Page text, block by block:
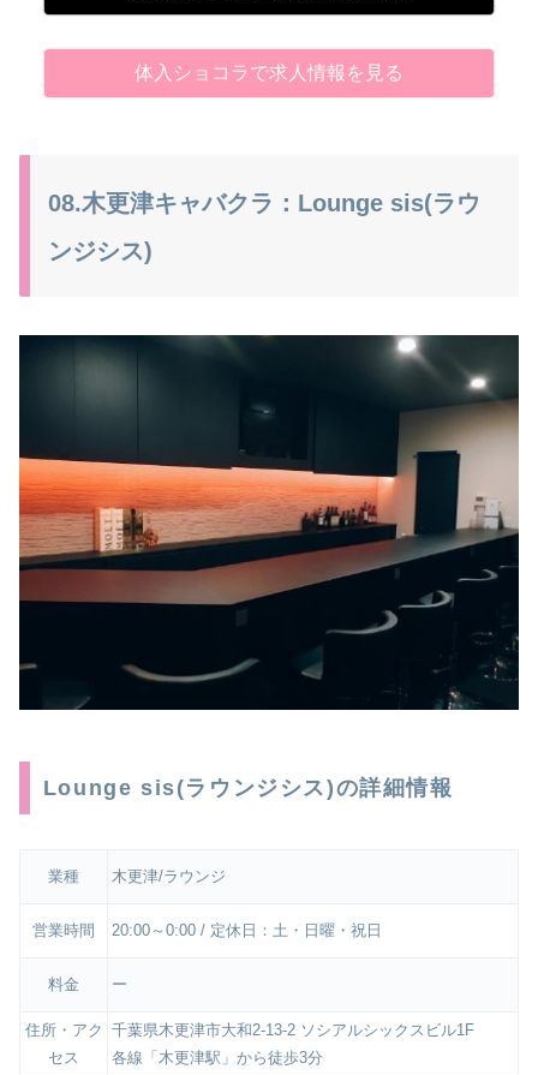
体入ショコラで求人情報を見る
08.木更津キャバクラ：Lounge sis(ラウ
ンジシス)
Lounge sis(ラウンジシス)の詳細情報
業種 木更津/ラウンジ
営業時間 20:00～0:00 / 定休日：土・日曜・祝日
料金 ー
住所・アク
セス
千葉県木更津市大和2-13-2 ソシアルシックスビル1F
各線「木更津駅」から徒歩3分